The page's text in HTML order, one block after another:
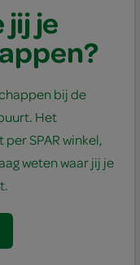
je
bij de
Het
SPAR winkel,
weten waar jij je